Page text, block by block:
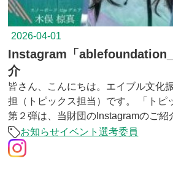
2026-04-01
Instagram「
介
皆さん、こんにちは。エイブル文化
担（トピックス担当）です。 「トピ
第２弾は、当財団のInstagramのご紹
お知らせイベント選考委員